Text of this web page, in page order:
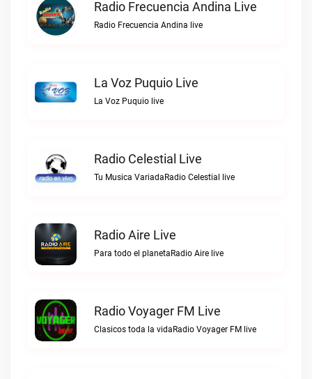
Radio Frecuencia Andina Live
Radio Frecuencia Andina live
La Voz Puquio Live
La Voz Puquio live
Radio Celestial Live
Tu Musica VariadaRadio Celestial live
Radio Aire Live
Para todo el planetaRadio Aire live
Radio Voyager FM Live
Clasicos toda la vidaRadio Voyager FM live